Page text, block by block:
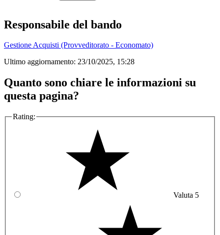
Responsabile del bando
Gestione Acquisti (Provveditorato - Economato)
Ultimo aggiornamento: 23/10/2025, 15:28
Quanto sono chiare le informazioni su
questa pagina?
Rating:
Valuta 5